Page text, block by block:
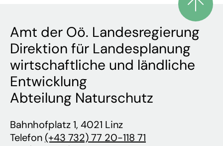
Amt der Oö. Landesregierung
Direktion für Landesplanung
wirtschaftliche und ländliche
Entwicklung
Abteilung Naturschutz
Bahnhofplatz 1, 4021 Linz
Telefon (+43 732) 77 20-118 71